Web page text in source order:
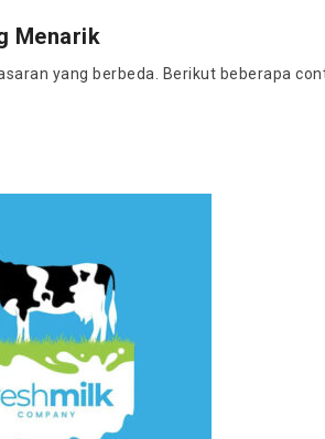
Menarik
yang berbeda. Berikut beberapa